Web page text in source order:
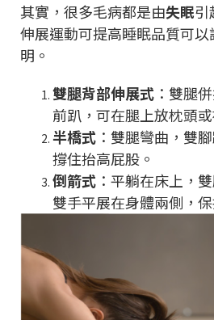
其實，很多毛病都是由失眠引
伸展運動可提高睡眠品質可
明。
雙腿背部伸展式 ：雙腿
前趴，可在腿上放枕頭或
半橋式 ：雙腿彎曲，雙
撐住抬高屁股。
倒箭式 ：平躺在床上，
雙手平展在身體兩側，